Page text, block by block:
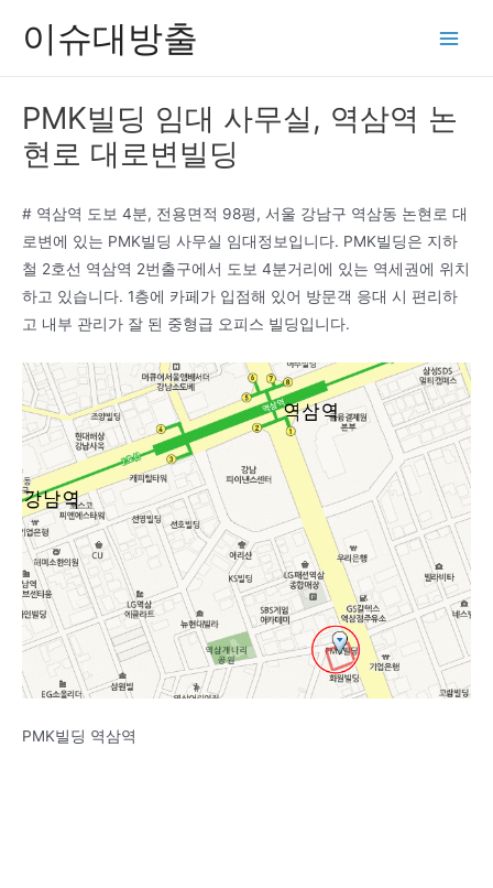
이슈대방출
PMK빌딩 임대 사무실, 역삼역 논
현로 대로변빌딩
# 역삼역 도보 4분, 전용면적 98평, 서울 강남구 역삼동 논현로 대
로변에 있는 PMK빌딩 사무실 임대정보입니다. PMK빌딩은 지하
철 2호선 역삼역 2번출구에서 도보 4분거리에 있는 역세권에 위치
하고 있습니다. 1층에 카페가 입점해 있어 방문객 응대 시 편리하
고 내부 관리가 잘 된 중형급 오피스 빌딩입니다.
PMK빌딩 역삼역